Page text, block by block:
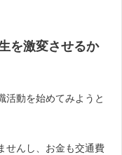
を激変させるか
活動を始めてみようと
せんし、お金も交通費